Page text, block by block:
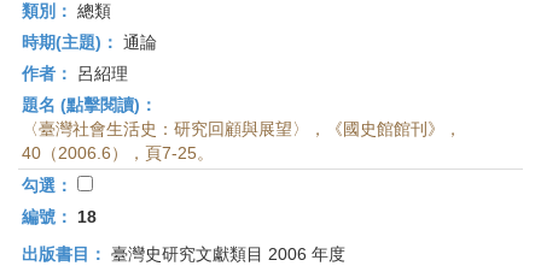
類別： 總類
時期(主題)： 通論
作者：
呂紹理
題名 (點擊閱讀)：
〈臺灣社會生活史：研究回顧與展望〉，《國史館館刊》，
40（2006.6），頁7-25。
勾選：
編號：
18
出版書目： 臺灣史研究文獻類目 2006 年度